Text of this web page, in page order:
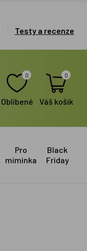
Testy a recenze
0
Oblíbené
0
Váš košík
Pro
miminka
Black
Friday